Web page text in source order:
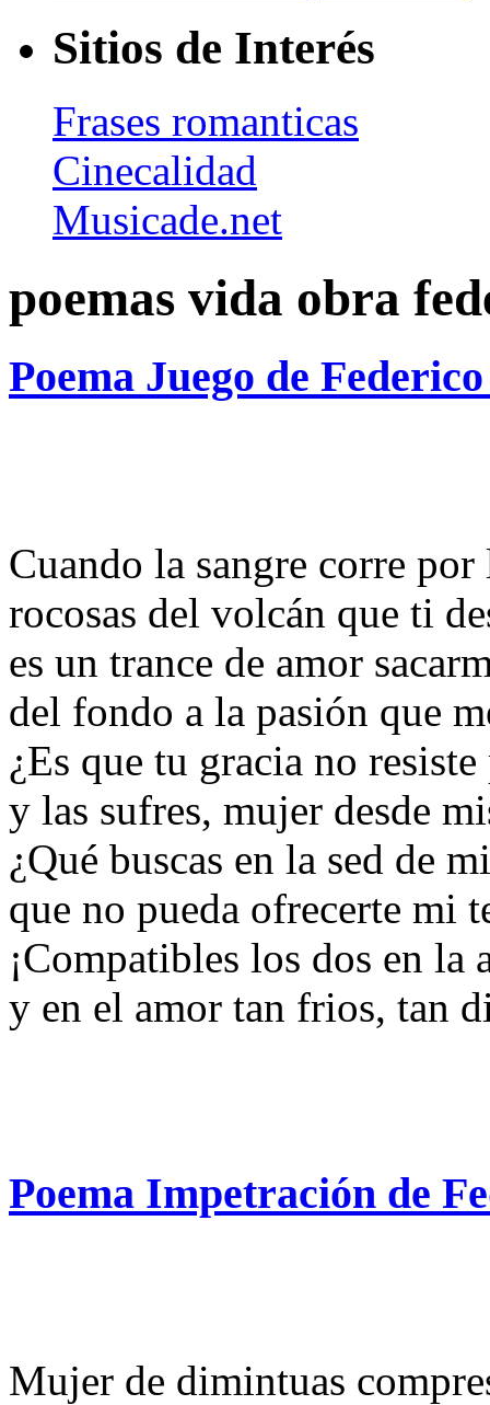
Sitios de Interés
Frases romanticas
Cinecalidad
Musicade.net
poemas vida obra
Poema Juego de
Cuando la sangre corre por
rocosas del volcán que ti
es un trance de amor
del fondo a la pasión que
¿Es que tu gracia no resiste
y las sufres, mujer desde
¿Qué buscas en la sed de
que no pueda ofrecerte mi
¡Compatibles los dos en la
y en el amor tan frios, tan
Poema Impetración de
Mujer de dimintuas